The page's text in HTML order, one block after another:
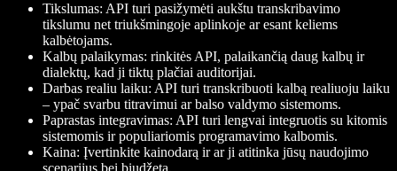
Tikslumas: API turi pasižymėti aukštu transkribavimo
tikslumu net triukšmingoje aplinkoje ar esant keliems
kalbėtojams.
Kalbų palaikymas: rinkitės API, palaikančią daug kalbų ir
dialektų, kad ji tiktų plačiai auditorijai.
Darbas realiu laiku: API turi transkribuoti kalbą realiuoju laiku
– ypač svarbu titravimui ar balso valdymo sistemoms.
Paprastas integravimas: API turi lengvai integruotis su kitomis
sistemomis ir populiariomis programavimo kalbomis.
Kaina: Įvertinkite kainodarą ir ar ji atitinka jūsų naudojimo